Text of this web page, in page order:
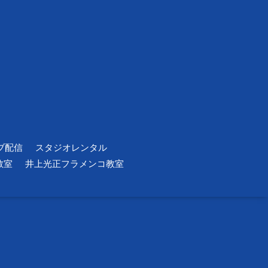
配信
スタジオレンタル
室
井上光正フラメンコ教室